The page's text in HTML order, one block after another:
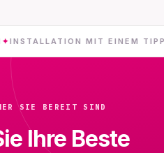
MIT EINEM TIPPEN ✦
SIE BEREIT SIND
Ihre Beste